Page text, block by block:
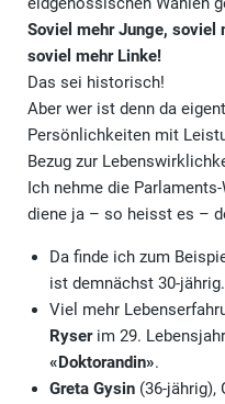
Soviel mehr Junge, soviel
soviel mehr Linke!
Das sei historisch!
Aber wer ist denn da
Persönlichkeiten mit
Bezug zur
Ich nehme die
diene ja – so heisst es –
Da finde ich zum
ist demnächst 30-
Viel mehr
Ryser im 29.
«Doktorandin».
Greta Gysin (36-jährig),